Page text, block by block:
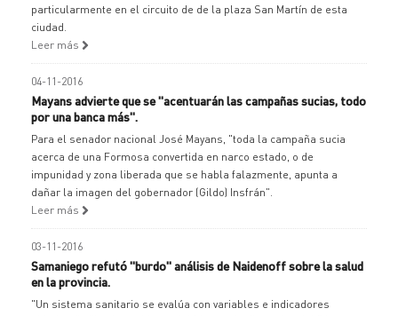
particularmente en el circuito de de la plaza San Martín de esta
ciudad.
Leer más
04-11-2016
Mayans advierte que se "acentuarán las campañas sucias, todo
por una banca más".
Para el senador nacional José Mayans, "toda la campaña sucia
acerca de una Formosa convertida en narco estado, o de
impunidad y zona liberada que se habla falazmente, apunta a
dañar la imagen del gobernador (Gildo) Insfrán".
Leer más
03-11-2016
Samaniego refutó "burdo" análisis de Naidenoff sobre la salud
en la provincia.
"Un sistema sanitario se evalúa con variables e indicadores